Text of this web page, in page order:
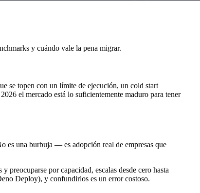
y cuándo vale la pena migrar.
se topen con un límite de ejecución, un cold start
el mercado está lo suficientemente maduro para tener
es una burbuja — es adopción real de empresas que
preocuparse por capacidad, escalas desde cero hasta
Deploy), y confundirlos es un error costoso.